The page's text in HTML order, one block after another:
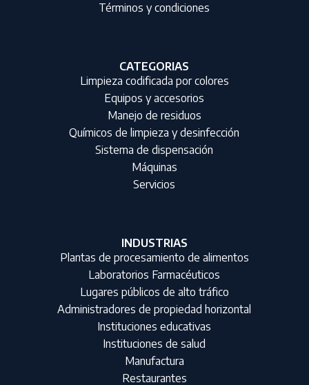
Términos y condiciones
CATEGORIAS
Limpieza codificada por colores
Equipos y accesorios
Manejo de residuos
Químicos de limpieza y desinfección
Sistema de dispensación
Máquinas
Servicios
INDUSTRIAS
Plantas de procesamiento de alimentos
Laboratorios Farmacéuticos
Lugares públicos de alto tráfico
Administradores de propiedad horizontal
Instituciones educativas
Instituciones de salud
Manufactura
Restaurantes